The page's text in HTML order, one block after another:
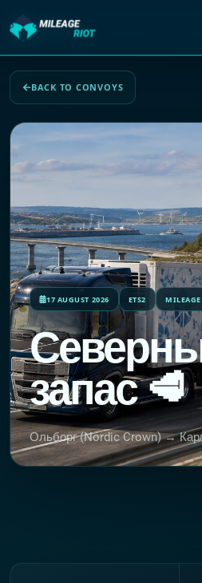
BACK TO CONVOYS
17 AUGUST 2026 ETS2
запас 🥩
Ольборг (Nordic Crown) →